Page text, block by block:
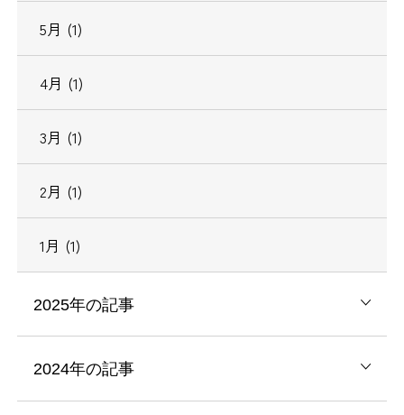
5月 (1)
4月 (1)
3月 (1)
2月 (1)
1月 (1)
2025年の記事
2024年の記事